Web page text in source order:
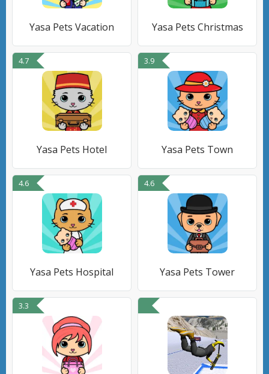
Yasa Pets Vacation Yasa Pets Christmas
4.7
Yasa Pets Hotel
3.9
Yasa Pets Town
4.6
Yasa Pets Hospital
4.6
Yasa Pets Tower
3.3